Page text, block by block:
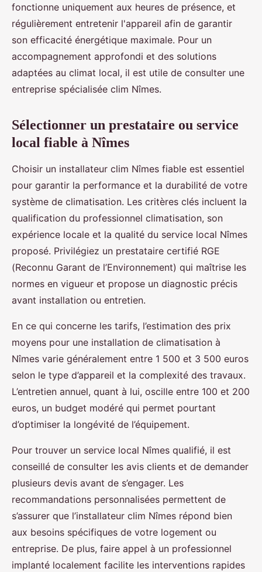
fonctionne uniquement aux heures de présence, et
régulièrement entretenir l'appareil afin de garantir
son efficacité énergétique maximale. Pour un
accompagnement approfondi et des solutions
adaptées au climat local, il est utile de consulter une
entreprise spécialisée clim Nîmes.
Sélectionner un prestataire ou service
local fiable à Nîmes
Choisir un installateur clim Nîmes fiable est essentiel
pour garantir la performance et la durabilité de votre
système de climatisation. Les critères clés incluent la
qualification du professionnel climatisation, son
expérience locale et la qualité du service local Nîmes
proposé. Privilégiez un prestataire certifié RGE
(Reconnu Garant de l’Environnement) qui maîtrise les
normes en vigueur et propose un diagnostic précis
avant installation ou entretien.
En ce qui concerne les tarifs, l’estimation des prix
moyens pour une installation de climatisation à
Nîmes varie généralement entre 1 500 et 3 500 euros
selon le type d’appareil et la complexité des travaux.
L’entretien annuel, quant à lui, oscille entre 100 et 200
euros, un budget modéré qui permet pourtant
d’optimiser la longévité de l’équipement.
Pour trouver un service local Nîmes qualifié, il est
conseillé de consulter les avis clients et de demander
plusieurs devis avant de s’engager. Les
recommandations personnalisées permettent de
s’assurer que l’installateur clim Nîmes répond bien
aux besoins spécifiques de votre logement ou
entreprise. De plus, faire appel à un professionnel
implanté localement facilite les interventions rapides